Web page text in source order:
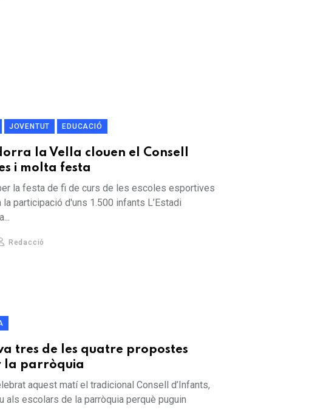
JOVENTUT EDUCACIÓ
la Vella clouen el Consell
i molta festa
la festa de fi de curs de les escoles esportives
participació d'uns 1.500 infants L’Estadi
Redacció
tres de les quatre propostes
la parròquia
aquest matí el tradicional Consell d’Infants,
als escolars de la parròquia perquè puguin